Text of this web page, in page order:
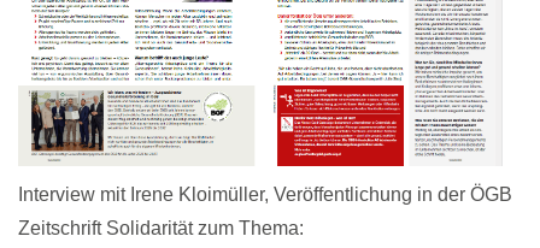
Interview mit Irene Kloimüller, Veröffentlichung in der ÖGB
Zeitschrift Solidarität zum Thema: